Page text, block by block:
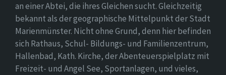
an einer Abtei, die ihres Gleichen sucht. Gleichzeitig
bekannt als der geographische Mittelpunkt der Stadt
Marienmünster. Nicht ohne Grund, denn hier befinden
sich Rathaus, Schul- Bildungs- und Familienzentrum,
Hallenbad, Kath. Kirche, der Abenteuerspielplatz mit
Freizeit- und Angel See, Sportanlagen, und vieles,